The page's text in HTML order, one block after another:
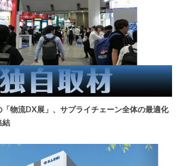
「物流DX展」、サプライチェーン全体の最適化
結